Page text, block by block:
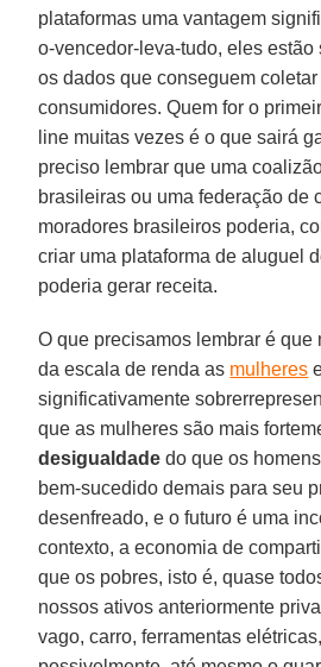
plataformas uma vantagem
o-vencedor-leva-tudo, eles
os dados que conseguem
consumidores. Quem for o
line muitas vezes é o que sairá
preciso lembrar que uma
brasileiras ou uma federação de
moradores brasileiros poderia,
criar uma plataforma de aluguel
poderia gerar receita.
O que precisamos lembrar é que
da escala de renda as mulheres
significativamente
que as mulheres são mais
desigualdade do que os
bem-sucedido demais para seu
desenfreado, e o futuro é uma
contexto, a economia de
que os pobres, isto é, quase
nossos ativos anteriormente
vago, carro, ferramentas